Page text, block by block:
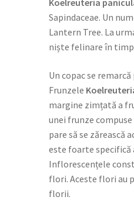
Koelreuteria
Sapindaceae. Un
Lantern Tree. La
niște felinare în
Un copac se
Frunzele
margine zimțată a
unei frunze
pare să se zărească
este foarte specifică
Inflorescențele
flori. Aceste flori au
florii.